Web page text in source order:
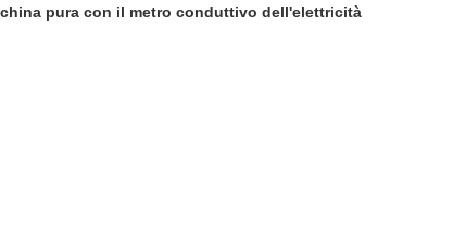
pura con il metro conduttivo dell'elettricità